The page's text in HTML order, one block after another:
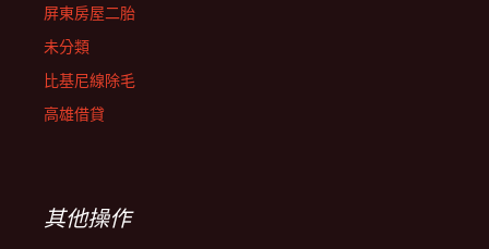
屏東房屋二胎
未分類
比基尼線除毛
高雄借貸
其他操作